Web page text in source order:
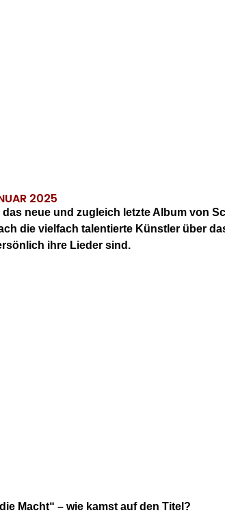
2025
neue und zugleich letzte Album von
die vielfach talentierte Künstler über
ihre Lieder sind.
Macht“ – wie kamst auf den Titel?